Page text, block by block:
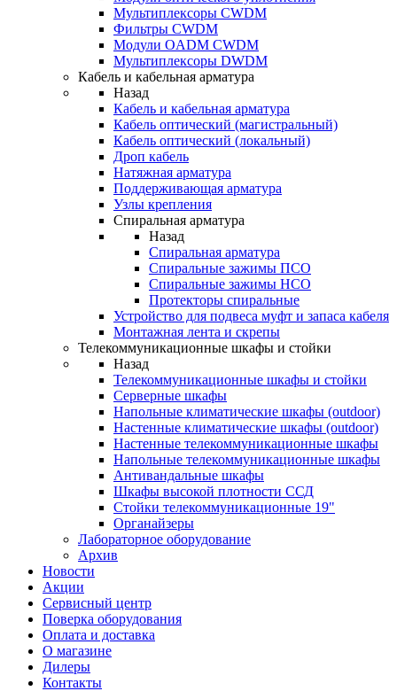
Мультиплексоры CWDM
Фильтры CWDM
Модули OADM CWDM
Мультиплексоры DWDM
Кабель и кабельная арматура
Назад
Кабель и кабельная арматура
Кабель оптический (магистральный)
Кабель оптический (локальный)
Дроп кабель
Натяжная арматура
Поддерживающая арматура
Узлы крепления
Спиральная арматура
Назад
Спиральная арматура
Спиральные зажимы ПСО
Спиральные зажимы НСО
Протекторы спиральные
Устройство для подвеса муфт и запаса кабеля
Монтажная лента и скрепы
Телекоммуникационные шкафы и стойки
Назад
Телекоммуникационные шкафы и стойки
Серверные шкафы
Напольные климатические шкафы (outdoor)
Настенные климатические шкафы (outdoor)
Настенные телекоммуникационные шкафы
Напольные телекоммуникационные шкафы
Антивандальные шкафы
Шкафы высокой плотности ССД
Стойки телекоммуникационные 19"
Органайзеры
Лабораторное оборудование
Архив
Новости
Акции
Сервисный центр
Поверка оборудования
Оплата и доставка
О магазине
Дилеры
Контакты